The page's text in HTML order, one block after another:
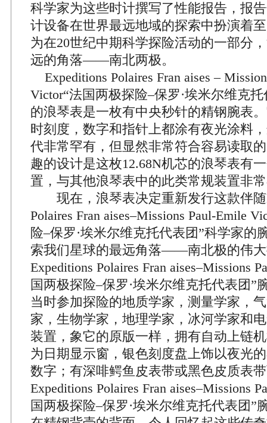
科学家为这些时计撰写了性能报告，报
计设备在世界最远地域的探索中扮演着
为在20世纪中期科学探险活动的一部分
远的角落——南北两极。
Expeditions Polaires Fran aises –
Victor“法国两极探险–保罗·埃米尔维克
的浪琴表是一枚有中央秒针的精钢腕表
时刻度，数字和指针上都涂有夜光涂料
代非常罕有，但显然非常符合容易读取
趣的设计是这枚12.68N机芯的浪琴表有
置，与其他浪琴表中的此类常规装置非
现在，浪琴表决定重新发行这款伴随
Polaires Fran aises–Missions Paul-Emile
险–保罗·埃米尔维克托代表团”科学家的
索我们星球的最远角落——南北极的伟
Expeditions Polaires Fran aises–Missions
国两极探险–保罗·埃米尔维克托代表团”
当时参加探险的地质学家，测量学家，
家，生物学家，地理学家，冰河学家和
装置，象它的原版一样，拥有自动上链
为日期显示窗，银色刻度盘上饰以夜光
数字；有深啡鳄鱼皮表带或黑色皮质表
Expeditions Polaires Fran aises–Missions
国两极探险–保罗·埃米尔维克托代表团”